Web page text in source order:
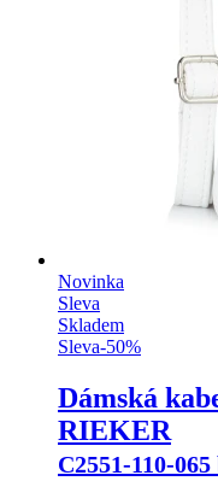
Novinka
Sleva
Skladem
Sleva-50%
Dámská
RIEKER
C2551-110-